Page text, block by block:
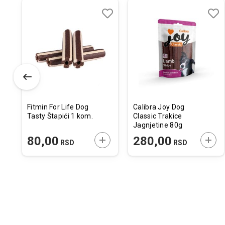
U KORPU
Fitmin For Life Dog
Tasty Štapići 1 kom.
80,00 RSD DODAJTE U KORPU
želja
Calibra Joy Dog
Classic Trakice
Jagnjetine 80g
280,00 RSD